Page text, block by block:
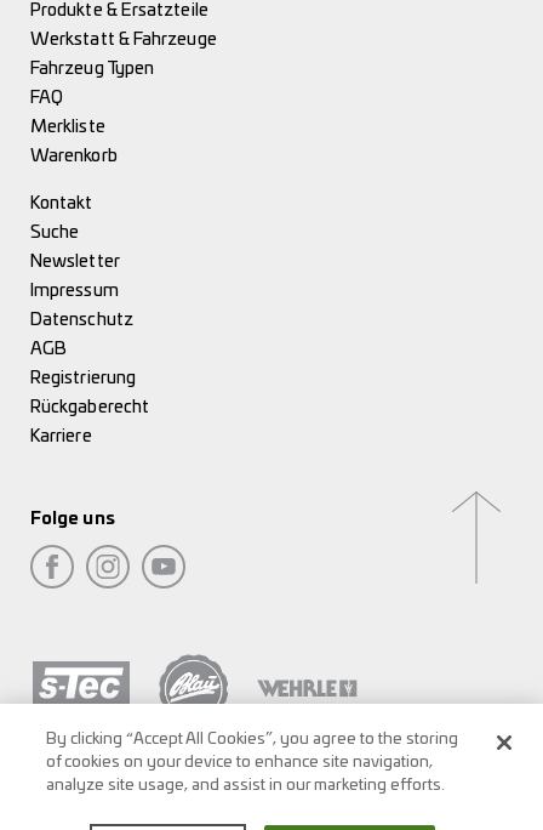
Produkte & Ersatzteile
Werkstatt & Fahrzeuge
Fahrzeug Typen
FAQ
Merkliste
Warenkorb
Kontakt
Suche
Newsletter
Impressum
Datenschutz
AGB
Registrierung
Rückgaberecht
Karriere
Folge uns
By clicking “Accept All Cookies”, you agree to the storing
of cookies on your device to enhance site navigation,
analyze site usage, and assist in our marketing efforts.